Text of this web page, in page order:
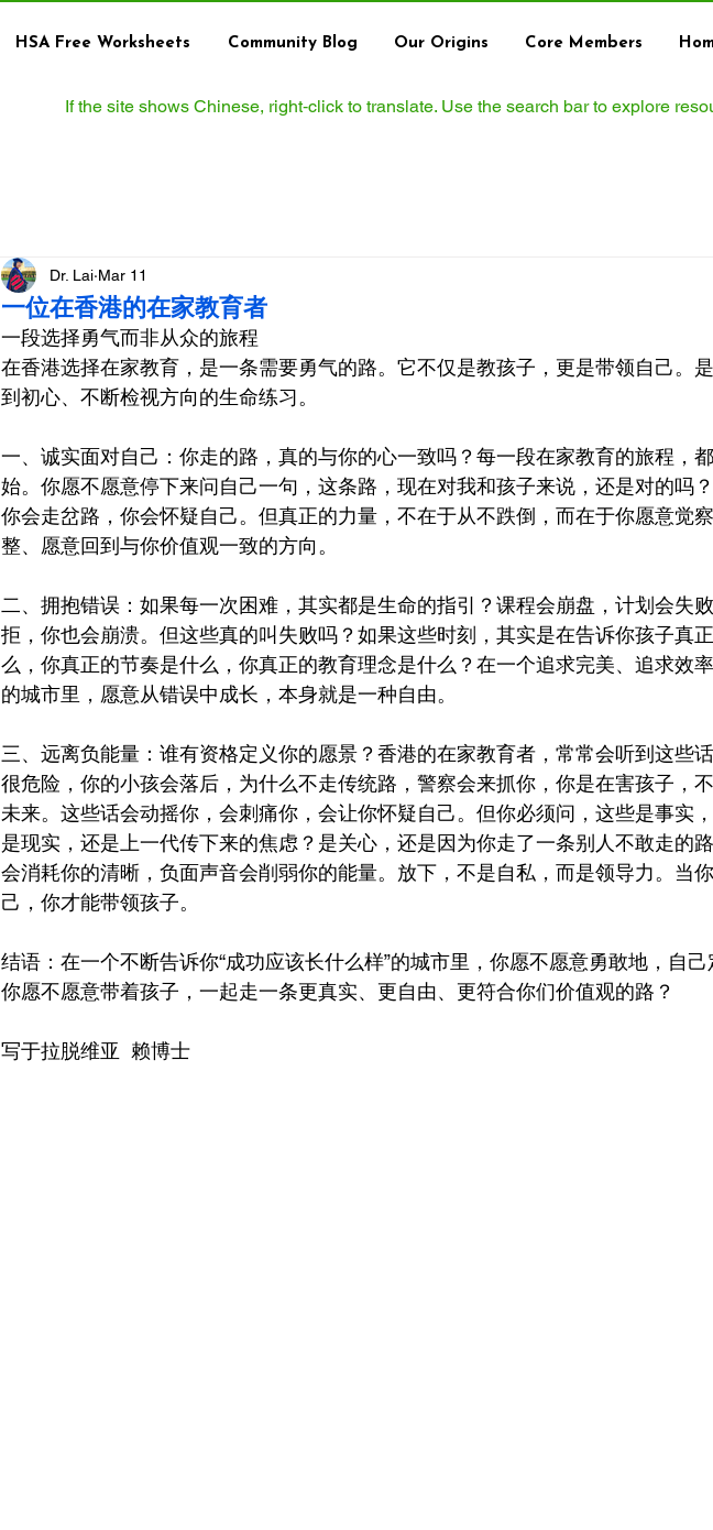
HSA Free Worksheets Community Blog Our Origins Core Members
If the site shows Chinese, right‑click to translate. Use the search bar to explore
一位在香港的在家教育者
Dr. Lai Mar 11
一段选择勇气而非从众的旅程
在香港选择在家教育，是一条需要勇气的路。它不仅是教孩子，更是带领自己。
到初心、不断检视方向的生命练习。
一、诚实面对自己：你走的路，真的与你的心一致吗？每一段在家教育的旅程，
始。你愿不愿意停下来问自己一句，这条路，现在对我和孩子来说，还是对的吗
你会走岔路，你会怀疑自己。但真正的力量，不在于从不跌倒，而在于你愿意觉
整、愿意回到与你价值观一致的方向。
二、拥抱错误：如果每一次困难，其实都是生命的指引？课程会崩盘，计划会失
拒，你也会崩溃。但这些真的叫失败吗？如果这些时刻，其实是在告诉你孩子真
么，你真正的节奏是什么，你真正的教育理念是什么？在一个追求完美、追求效
的城市里，愿意从错误中成长，本身就是一种自由。
三、远离负能量：谁有资格定义你的愿景？香港的在家教育者，常常会听到这些
很危险，你的小孩会落后，为什么不走传统路，警察会来抓你，你是在害孩子，
未来。这些话会动摇你，会刺痛你，会让你怀疑自己。但你必须问，这些是事实
是现实，还是上一代传下来的焦虑？是关心，还是因为你走了一条别人不敢走的
会消耗你的清晰，负面声音会削弱你的能量。放下，不是自私，而是领导力。当
己，你才能带领孩子。
结语：在一个不断告诉你“成功应该长什么样”的城市里，你愿不愿意勇敢地，自己
你愿不愿意带着孩子，一起走一条更真实、更自由、更符合你们价值观的路？
写于拉脱维亚  赖博士